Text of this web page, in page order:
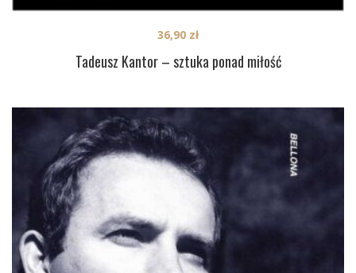
Tadeusz Kantor – sztuka ponad miłość
36,90 zł